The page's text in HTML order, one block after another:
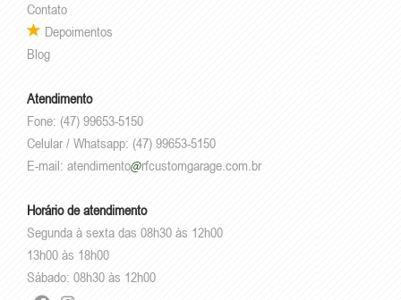
Contato
Depoimentos
Blog
Atendimento
Fone: (47) 99653-5150
Celular / Whatsapp: (47) 99653-5150
E-mail: atendimento rfcustomgarage.com.br
Horário de atendimento
Segunda à sexta das 08h30 às 12h00
13h00 às 18h00
Sábado: 08h30 às 12h00